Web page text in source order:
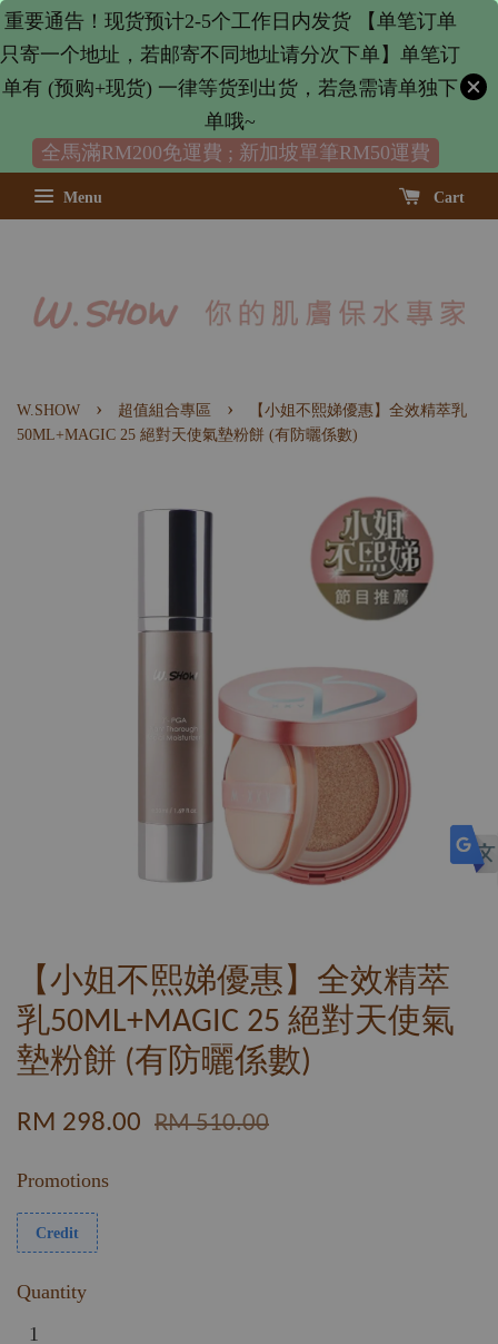
重要通告！现货预计2-5个工作日内发货 【单笔订单
只寄一个地址，若邮寄不同地址请分次下单】单笔订
单有 (预购+现货) 一律等货到出货，若急需请单独下
单哦~
全馬滿RM200免運費 ; 新加坡單筆RM50運費
Menu Cart
W.SHOW › 超值組合專區 ›
【小姐不熙娣優惠】全效精萃乳
50ML+MAGIC 25 絕對天使氣墊粉餅 (有防曬係數)
【小姐不熙娣優惠】全效精萃
乳50ML+MAGIC 25 絕對天使氣
墊粉餅 (有防曬係數)
RM 298.00 RM 510.00
Promotions
Credit
Quantity